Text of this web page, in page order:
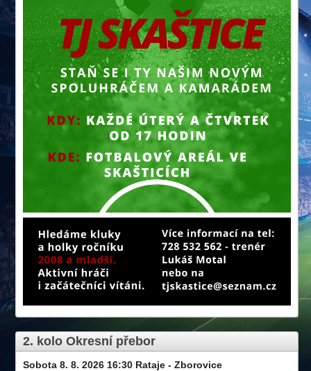
2. kolo Okresní přebor
Sobota 8. 8. 2026 16:30 Rataje - Zborovice